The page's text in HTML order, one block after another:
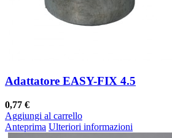
Adattatore EASY-FIX 4.5
0,77 €
Aggiungi al carrello
Anteprima Ulteriori informazioni